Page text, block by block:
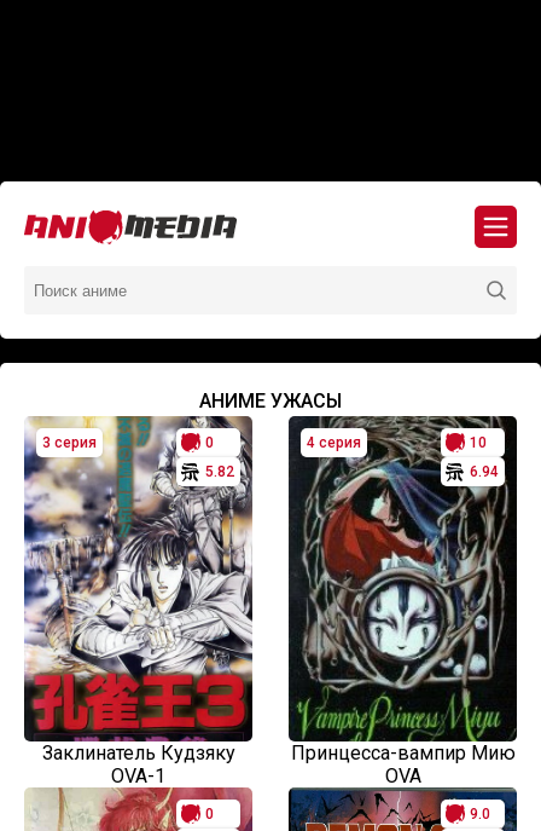
АНИМЕ УЖАСЫ
3 серия
0
5.82
Заклинатель Кудзяку
OVA-1
4 серия
10
6.94
Принцесса-вампир Мию
OVA
0
9.0